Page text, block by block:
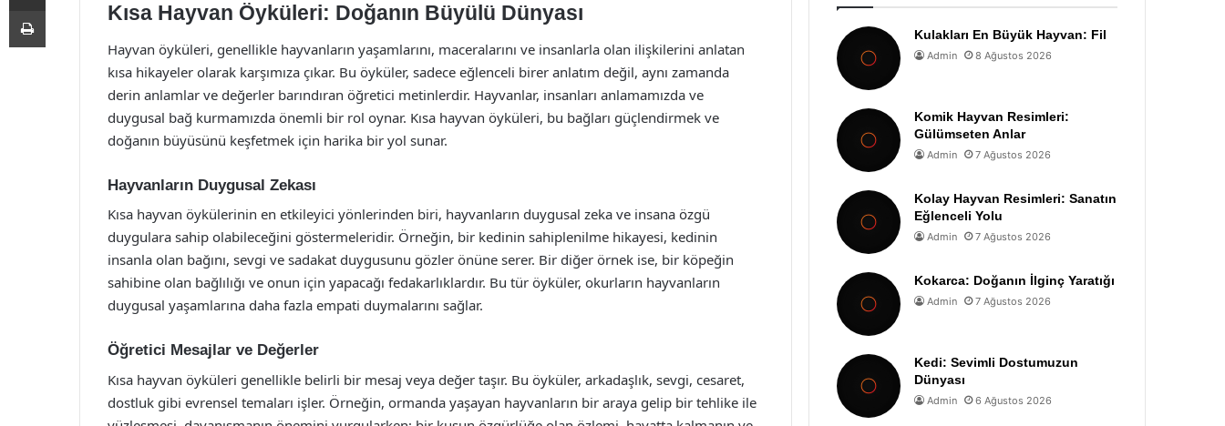
Kısa Hayvan Öyküleri: Doğanın Büyülü Dünyası
Hayvan öyküleri, genellikle hayvanların yaşamlarını, maceralarını ve insanlarla olan ilişkilerini anlatan
kısa hikayeler olarak karşımıza çıkar. Bu öyküler, sadece eğlenceli birer anlatım değil, aynı zamanda
derin anlamlar ve değerler barındıran öğretici metinlerdir. Hayvanlar, insanları anlamamızda ve
duygusal bağ kurmamızda önemli bir rol oynar. Kısa hayvan öyküleri, bu bağları güçlendirmek ve
doğanın büyüsünü keşfetmek için harika bir yol sunar.
Hayvanların Duygusal Zekası
Kısa hayvan öykülerinin en etkileyici yönlerinden biri, hayvanların duygusal zeka ve insana özgü
duygulara sahip olabileceğini göstermeleridir. Örneğin, bir kedinin sahiplenilme hikayesi, kedinin
insanla olan bağını, sevgi ve sadakat duygusunu gözler önüne serer. Bir diğer örnek ise, bir köpeğin
sahibine olan bağlılığı ve onun için yapacağı fedakarlıklardır. Bu tür öyküler, okurların hayvanların
duygusal yaşamlarına daha fazla empati duymalarını sağlar.
Öğretici Mesajlar ve Değerler
Kısa hayvan öyküleri genellikle belirli bir mesaj veya değer taşır. Bu öyküler, arkadaşlık, sevgi, cesaret,
dostluk gibi evrensel temaları işler. Örneğin, ormanda yaşayan hayvanların bir araya gelip bir tehlike ile
Kulakları En Büyük Hayvan: Fil
Admin 8 Ağustos 2026
Komik Hayvan Resimleri:
Gülümseten Anlar
Admin 7 Ağustos 2026
Kolay Hayvan Resimleri: Sanatın
Eğlenceli Yolu
Admin 7 Ağustos 2026
Kokarca: Doğanın İlginç Yaratığı
Admin 7 Ağustos 2026
Kedi: Sevimli Dostumuzun
Dünyası
Admin 6 Ağustos 2026